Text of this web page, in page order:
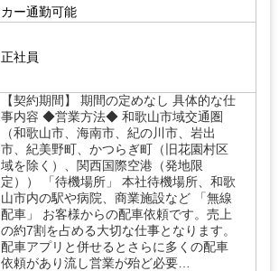
カー通勤可能
正社員
【契約期間】 期間の定めなし 具体的な仕
事内容 ◆営業方法◆ 和歌山市域交通圏
（和歌山市、海南市、紀の川市、岩出
市、紀美野町、かつらぎ町（旧花園村区
域を除く）、関西国際空港（発地限
定）） 「待機場所」 本社待機場所、和歌
山市内の駅や病院、商業施設など 「無線
配車」 お客様からの配車依頼です。売上
の約7割を占める大切な仕事となります。
配車アプリと併せるとさらに多くの配車
依頼があり流し営業が殆ど必要…